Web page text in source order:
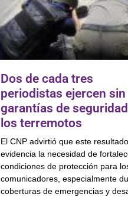
Dos de cada tres
periodistas ejercen sin
garantías de
los terremotos
El CNP advirtió que este resultado
evidencia la necesidad de
condiciones de protección para
comunicadores, especialmente
coberturas de emergencias y